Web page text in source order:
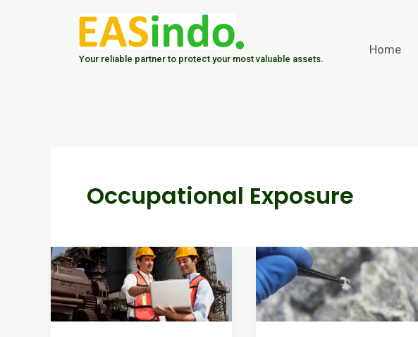
Your reliable partner to protect your most valuable assets.
Home
Occupational Exposure
Strategi
Rencana
Pengukuran
Higieni
Dampak
Kesehatan
dari
Pajanan
pagination